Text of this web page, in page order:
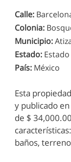
Calle:
Colonia:
Municipio:
Estado:
País: México
Esta
y publicado
de $
baños,